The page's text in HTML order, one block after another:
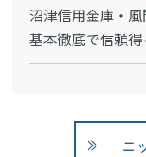
沼津信用金庫・風
基本徹底で信頼得
ニ